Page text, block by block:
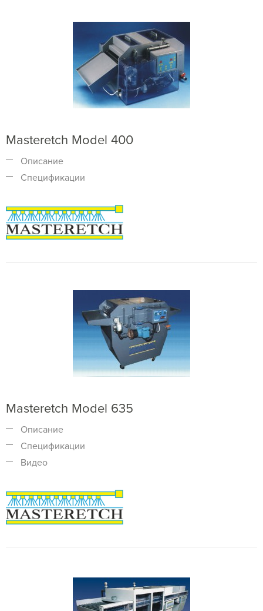
Masteretch Model 400
Описание
Спецификации
Masteretch Model 635
Описание
Спецификации
Видео